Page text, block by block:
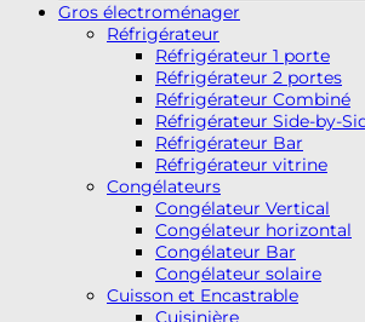
Gros électroménager
Réfrigérateur
Réfrigérateur 1 porte
Réfrigérateur 2 portes
Réfrigérateur Combiné
Réfrigérateur Side-by-
Réfrigérateur Bar
Réfrigérateur vitrine
Congélateurs
Congélateur Vertical
Congélateur horizontal
Congélateur Bar
Congélateur solaire
Cuisson et Encastrable
Cuisinière